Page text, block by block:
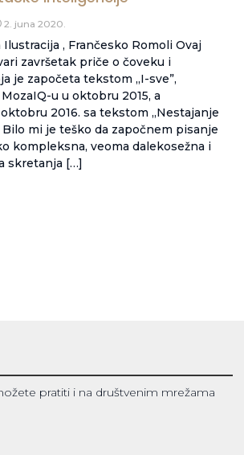
2. juna 2020.
, Frančesko Romoli Ovaj
završetak priče o čoveku i
je započeta tekstom „I-sve”,
u u oktobru 2015, a
2016. sa tekstom „Nestajanje
Bilo mi je teško da započnem pisanje
kompleksna, veoma dalekosežna i
skretanja […]
pratiti i na društvenim mrežama